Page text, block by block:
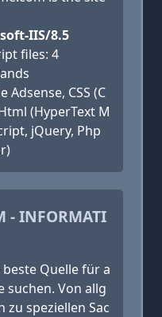
IIS/8.5
files: 4
Adsense, CSS (C
(HyperText M
jQuery, Php
- INFORMATI
Quelle für a
suchen. Von allg
zu speziellen Sac